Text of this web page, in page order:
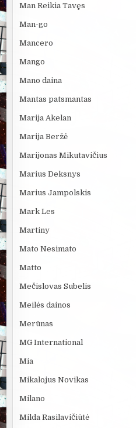
Man Reikia Tavęs
Man-go
Mancero
Mango
Mano daina
Mantas patsmantas
Marija Akelan
Marija Beržė
Marijonas Mikutavičius
Marius Deksnys
Marius Jampolskis
Mark Les
Martiny
Mato Nesimato
Matto
Mečislovas Subelis
Meilės dainos
Merūnas
MG International
Mia
Mikalojus Novikas
Milano
Milda Rasilavičiūtė